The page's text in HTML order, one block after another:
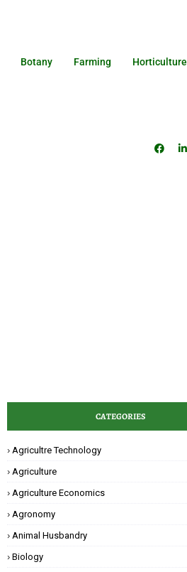
Botany Farming Horticulture
CATEGORIES
Agricultre Technology
Agriculture
Agriculture Economics
Agronomy
Animal Husbandry
Biology